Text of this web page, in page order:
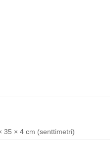
35 × 4 cm (senttimetri)